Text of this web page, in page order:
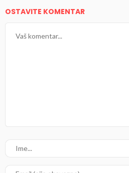
OSTAVITE KOMENTAR